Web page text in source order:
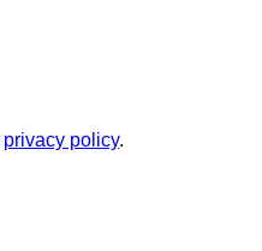
privacy policy.